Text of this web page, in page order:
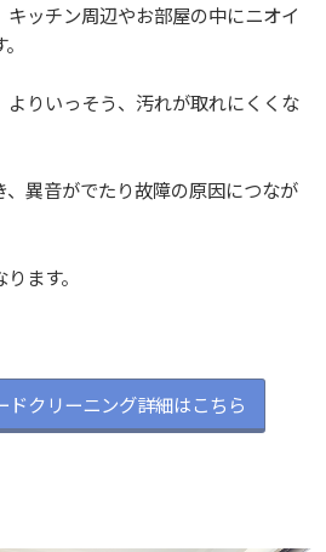
キッチン周辺やお部屋の中にニオイ
よりいっそう、汚れが取れにくくな
、異音がでたり故障の原因につなが
ます。
ドクリーニング詳細はこちら